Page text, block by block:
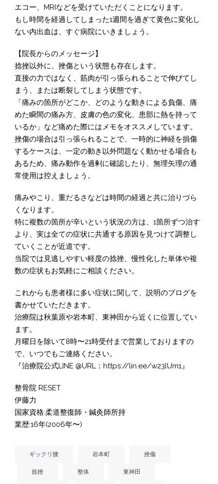
エコー、MRIなどを受けていただくことになります。
もし時間を経過してしまった1週間を過ぎて黄色に変化し
ない内出血は、すぐ病院にいきましょう。
【院長からのメッセージ】
捻挫以外に、挫傷という状態も存在します。
直接の力ではなく、筋肉が引っ張られることで伸びてし
まう、または断裂してしまう状態です。
「痛みの箇所がどこか、どのような動きによる負傷、痛
めた瞬間の痛み方、皮膚の色の変化、患部に熱を持って
いるか」など痛めた際にはメモをオススメしています。
挫傷の場合は引っ張られることで、一時的に神経を損傷
するケースは、一定の動き以外問題なく動かせる場合も
あるため、痛み動作を過剰に確認したり、無理矢理の通
常使用は控えましょう。
痛みやこり、重だるさなどは時間の経過と共に治りづら
くなります。
特に複数の箇所が辛いという状況の方は、1箇所ずつ治す
より、実は全ての症状に共通する原因を見つけて調整し
ていくことが近道です。
当院では見逃しやすい軽度の捻挫、慢性化した単体や複
数の症状もお気軽にご相談ください。
これからも患者様に多い症状に関して、説明のブログを
書かせていただきます。
治療院は秋葉原や岩本町、東神田から近くに位置してい
ます。
月曜日を除いて8時〜21時受付まで営業しておりますの
で、いつでもご連絡ください。
『治療院公式LINE @URL：https://lin.ee/w23lUm1』
整骨院 RESET
伊藤力
国家資格:柔道整復師・鍼灸師所持
業歴:16年(2006年〜)
ギックリ腰 岩本町 挫傷
捻挫 整体 東神田